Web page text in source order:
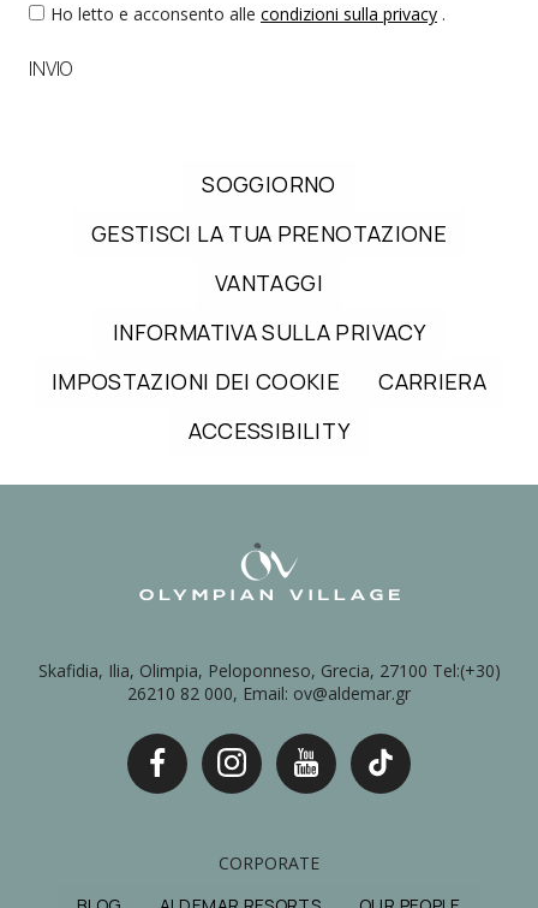
Ho letto e acconsento alle condizioni sulla privacy .
INVIO
SOGGIORNO
GESTISCI LA TUA PRENOTAZIONE
VANTAGGI
INFORMATIVA SULLA PRIVACY
IMPOSTAZIONI DEI COOKIE
CARRIERA
ACCESSIBILITY
Skafidia, Ilia, Olimpia, Peloponneso, Grecia, 27100 Tel:(+30)
26210 82 000, Email: ov@aldemar.gr
CORPORATE